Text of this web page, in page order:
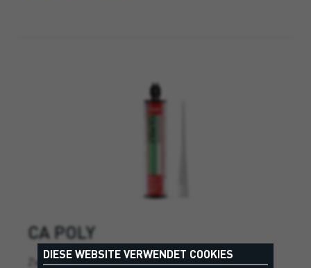
CA POLY
Zweikomponentiger Injktionsmörtel auf Basis von
DIESE WEBSITE VERWENDET COOKIES